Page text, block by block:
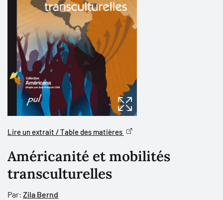
Lire un extrait / Table des matières
Américanité et mobilités
transculturelles
Par: Zila Bernd